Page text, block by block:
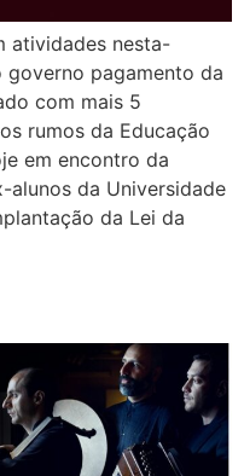
atividades nesta-
pagamento da
com mais 5
rumos da Educação
em encontro da
alunos da Universidade
da Lei da